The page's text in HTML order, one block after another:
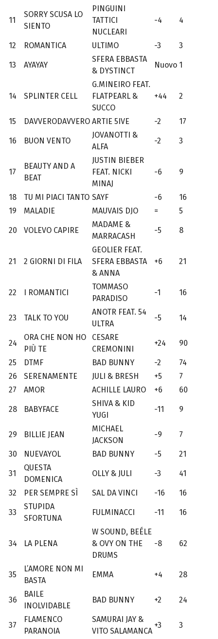
11
SORRY SCUSA LO
SIENTO
PINGUINI
TATTICI
NUCLEARI
-4 4
12 ROMANTICA ULTIMO -3 3
13 AYAYAY
SFERA EBBASTA
& DYSTINCT
Nuovo 1
14 SPLINTER CELL
G.MINEIRO FEAT.
FLATPEARL &
SUCCO
+44 2
15 DAVVERODAVVERO ARTIE 5IVE -2 17
16 BUON VENTO
JOVANOTTI &
ALFA
-2 3
17
BEAUTY AND A
BEAT
JUSTIN BIEBER
FEAT. NICKI
MINAJ
-6 9
18 TU MI PIACI TANTO SAYF -6
16
19
MALADIE MAUVAIS DJO = 5
20 VOLEVO CAPIRE
MADAME &
MARRACASH
-5 8
21 2 GIORNI DI FILA
GEOLIER FEAT.
SFERA EBBASTA
& ANNA
+6 21
22 I ROMANTICI
TOMMASO
PARADISO
-1 16
23 TALK TO YOU
ANOTR FEAT. 54
ULTRA
-5 14
24
ORA CHE NON HO
PIÙ TE
CESARE
CREMONINI
+24 90
25 DTMF BAD BUNNY -2
74
26
SERENAMENTE JULI & BRESH +5
7
27
AMOR ACHILLE LAURO +6 60
28 BABYFACE
SHIVA & KID
YUGI
-11 9
29 BILLIE JEAN
MICHAEL
JACKSON
-9 7
30 NUEVAYOL BAD BUNNY -5 21
31
QUESTA
DOMENICA
OLLY & JULI -3 41
32 PER SEMPRE SÌ SAL DA VINCI -16 16
33
STUPIDA
SFORTUNA
FULMINACCI -11 16
34 LA PLENA
W SOUND, BEÉLE
& OVY ON THE
DRUMS
-8 62
35
L’AMORE NON MI
BASTA
EMMA +4 28
36
BAILE
INOLVIDABLE
BAD BUNNY +2 24
37
FLAMENCO
PARANOIA
SAMURAI JAY &
VITO SALAMANCA
+3 3